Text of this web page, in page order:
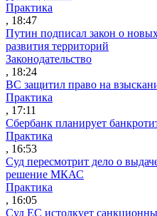
Практика
, 18:47
Путин подписал закон о
развития территорий
Законодательство
, 18:24
ВС защитил право на
Практика
, 17:11
Сбербанк планирует
Практика
, 16:53
Суд пересмотрит дело о
решение МКАС
Практика
, 16:05
Суд ЕС истолкует